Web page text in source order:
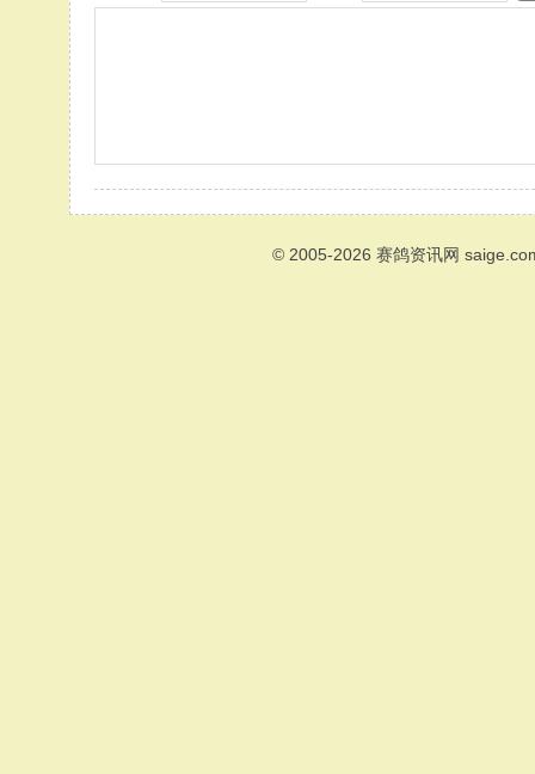
© 2005-2026 赛鸽资讯网